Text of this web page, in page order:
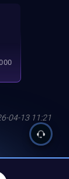
04-13 11:21